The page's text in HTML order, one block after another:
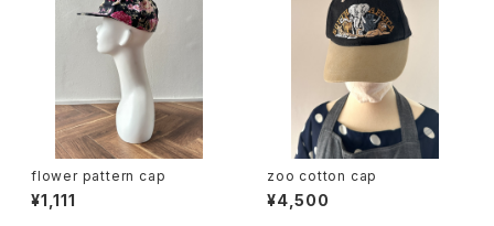
flower pattern cap
¥1,111
zoo cotton cap
¥4,500